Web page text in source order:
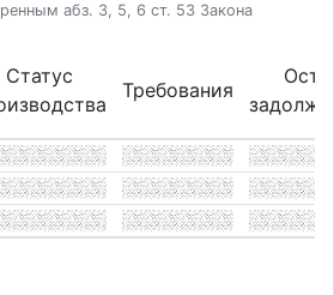
абз. 3, 5, 6 ст. 53 Закона
Статус
Требования